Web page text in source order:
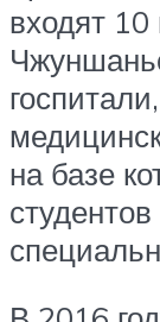
входят 10
на базе